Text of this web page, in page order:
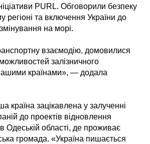
PURL. Обговорили безпеку
регіоні та включення України до
на морі.
взаємодію, домовилися
залізничного
країнами», — додала
країна зацікавлена у залученні
до проектів відновлення
Одеській області, де проживає
громада. «Україна пишається